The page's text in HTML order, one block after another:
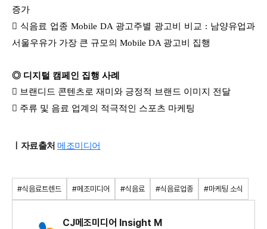
증가
 식음료 업종 Mobile DA 광고주별 광고비 비교 : 남양유업과
서울우유가 가장 큰 규모의 Mobile DA 광고비 집행
◎ 디지털 캠페인 집행 사례
 브랜디드 콘텐츠로 재미와 긍정적 브랜드 이미지 전달
 주류 및 음료 업계의 적극적인 스포츠 마케팅
ㅣ자료출처 메조미디어
#식음료트렌드 #메조미디어 #식음료 #식음료업종 #마케팅 소식
CJ메조미디어 Insight M